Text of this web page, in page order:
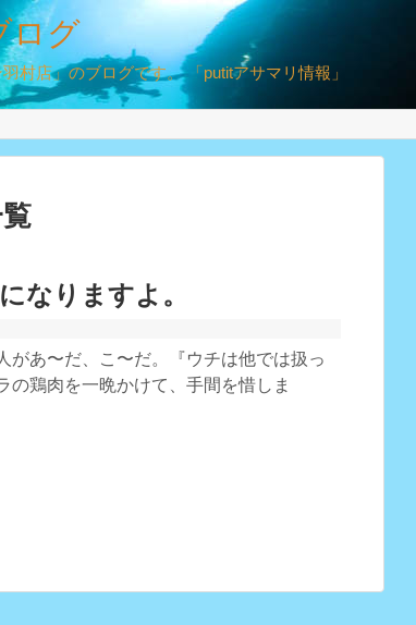
ログ
村店」のブログです。 「putitアサマリ情報」
なりますよ。
があ〜だ、こ〜だ。『ウチは他では扱っ
の鶏肉を一晩かけて、手間を惜しま